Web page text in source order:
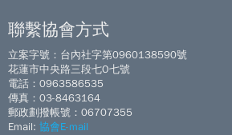
聯繫協會方式
立案字號：台內社字第0960138590號
花蓮市中央路三段七O七號
電話：0963586535
傳真：03-8463164
郵政劃撥帳號：06707355
Email: 協會E-mail